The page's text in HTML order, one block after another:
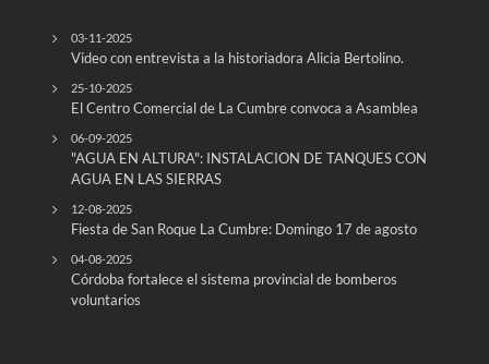
03-11-2025
Video con entrevista a la historiadora Alicia Bertolino.
25-10-2025
El Centro Comercial de La Cumbre convoca a Asamblea
06-09-2025
"AGUA EN ALTURA": INSTALACION DE TANQUES CON
AGUA EN LAS SIERRAS
12-08-2025
Fiesta de San Roque La Cumbre: Domingo 17 de agosto
04-08-2025
Córdoba fortalece el sistema provincial de bomberos
voluntarios